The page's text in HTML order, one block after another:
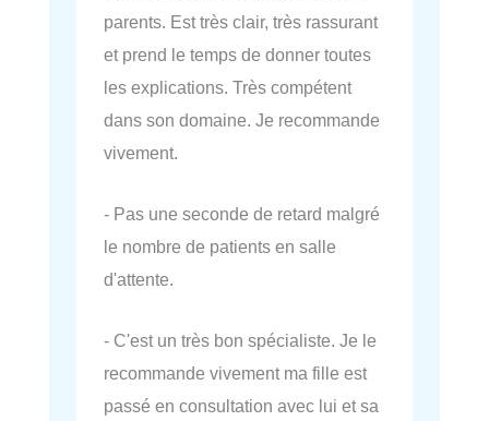
parents. Est très clair, très rassurant
et prend le temps de donner toutes
les explications. Très compétent
dans son domaine. Je recommande
vivement.
- Pas une seconde de retard malgré
le nombre de patients en salle
d'attente.
- C'est un très bon spécialiste. Je le
recommande vivement ma fille est
passé en consultation avec lui et sa